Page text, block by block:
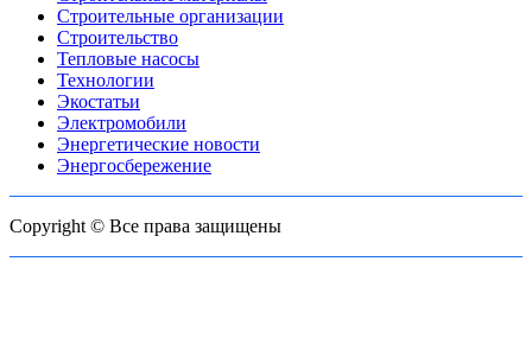
Строительные организации
Строительство
Тепловые насосы
Технологии
Экостатьи
Электромобили
Энергетические новости
Энергосбережение
Copyright © Все права защищены